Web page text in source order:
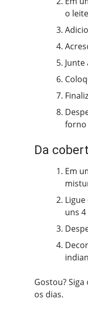
o
forno
Da
Em
uns
Gostou? Siga
os dias.